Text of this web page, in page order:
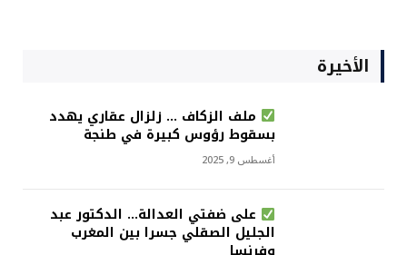
الأخيرة
ملف الزكاف … زلزال عقاري يهدد
بسقوط رؤوس كبيرة في طنجة
أغسطس 9, 2025
على ضفتي العدالة… الدكتور عبد
الجليل الصقلي جسرا بين المغرب